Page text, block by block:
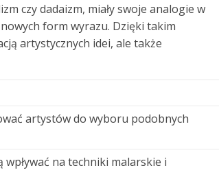
czy dadaizm, miały swoje analogie w
form wyrazu. Dzięki takim
artystycznych idei, ale także
artystów do wyboru podobnych
na techniki malarskie i